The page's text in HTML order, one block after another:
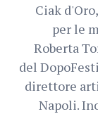
Ciak
per le
Roberta
del
direttore
Napoli.